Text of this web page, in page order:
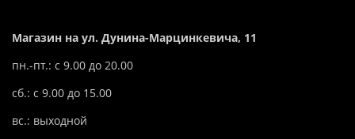
Магазин на ул. Дунина-Марцинкевича, 11
пн.-пт.: с 9.00 до 20.00
сб.: с 9.00 до 15.00
вс.: выходной